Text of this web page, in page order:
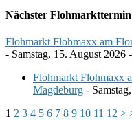
Nächster
Flohmarkt Flohmaxx am
- Samstag, 15. August 2026
Flohmarkt Flohmaxx
Magdeburg -
1 2 3 4 5 6 7 8 9 10 11 12 >